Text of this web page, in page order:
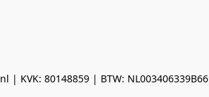
KVK: 80148859 | BTW: NL003406339B66